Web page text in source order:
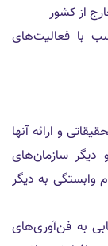
از كشور
با فعاليت‌هاى
و ارائه آنها
ديگر سازمان‌هاى
وابستگى به ديگر
به فن‌آورى‌هاى